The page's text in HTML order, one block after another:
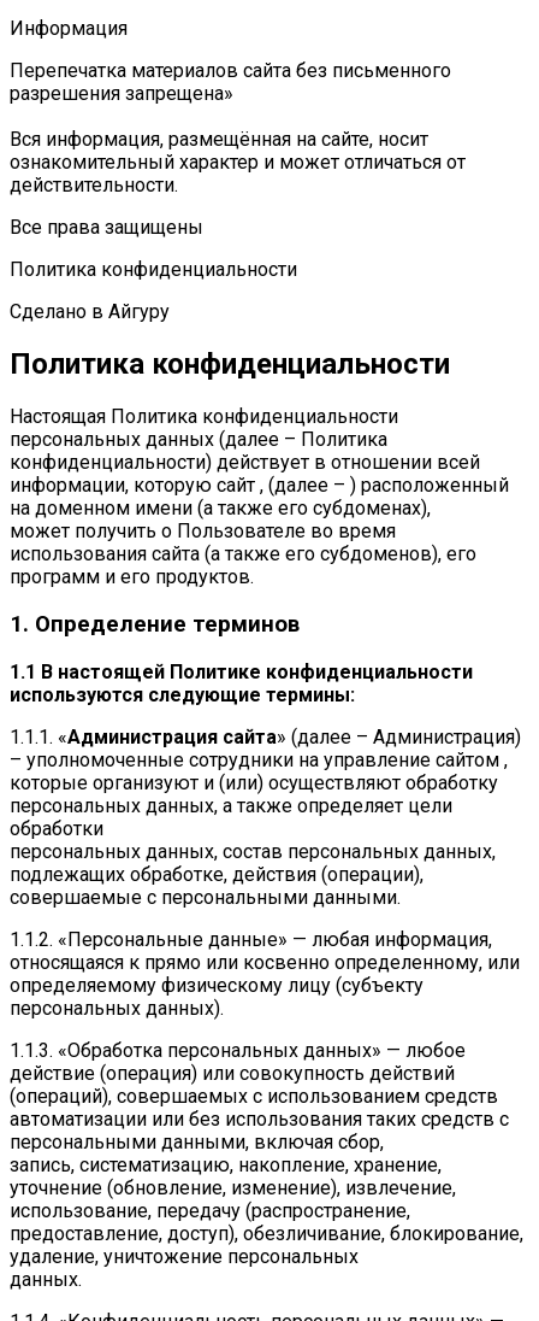
Информация
Перепечатка материалов сайта без письменного
разрешения запрещена»
Вся информация, размещённая на сайте, носит
ознакомительный характер и может отличаться от
действительности.
Все права защищены
Политика конфиденциальности
Сделано в Айгуру
Политика конфиденциальности
Настоящая Политика конфиденциальности
персональных данных (далее – Политика
конфиденциальности) действует в отношении всей
информации, которую сайт , (далее – ) расположенный
на доменном имени (а также его субдоменах),
может получить о Пользователе во время
использования сайта (а также его субдоменов), его
программ и его продуктов.
1. Определение терминов
1.1 В настоящей Политике конфиденциальности
используются следующие термины:
1.1.1. «Администрация сайта» (далее – Администрация)
– уполномоченные сотрудники на управление сайтом ,
которые организуют и (или) осуществляют обработку
персональных данных, а также определяет цели
обработки
персональных данных, состав персональных данных,
подлежащих обработке, действия (операции),
совершаемые с персональными данными.
1.1.2. «Персональные данные» — любая информация,
относящаяся к прямо или косвенно определенному, или
определяемому физическому лицу (субъекту
персональных данных).
1.1.3. «Обработка персональных данных» — любое
действие (операция) или совокупность действий
(операций), совершаемых с использованием средств
автоматизации или без использования таких средств с
персональными данными, включая сбор,
запись, систематизацию, накопление, хранение,
уточнение (обновление, изменение), извлечение,
использование, передачу (распространение,
предоставление, доступ), обезличивание, блокирование,
удаление, уничтожение персональных
данных.